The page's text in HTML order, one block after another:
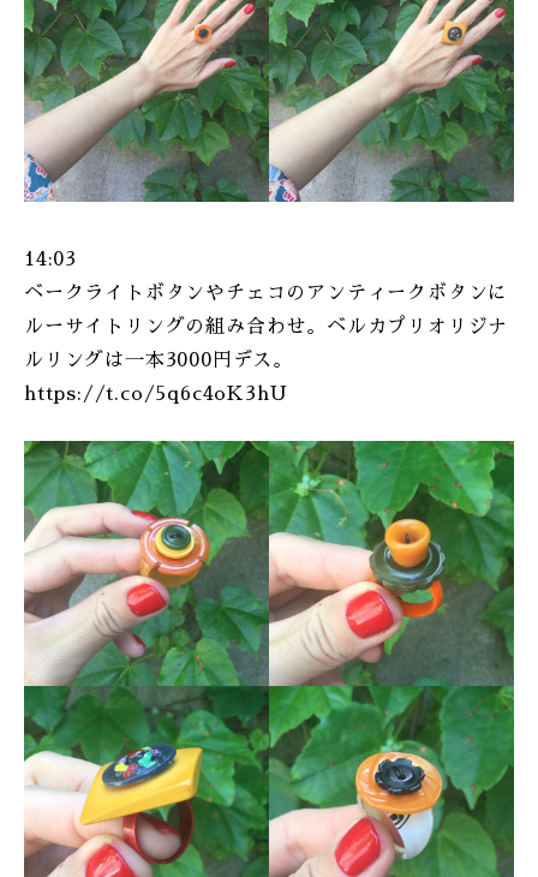
14:03
ベークライトボタンやチェコのアンティークボタンに
ルーサイトリングの組み合わせ。ベルカプリオリジナ
ルリングは一本3000円デス。
https://t.co/5q6c4oK3hU